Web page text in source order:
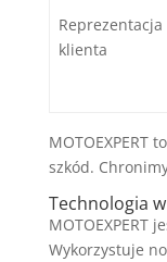
Reprezentacja
klienta
MOTOEXPERT
szkód.
Technologia
MOTOEXPERT
Wykorzystuje